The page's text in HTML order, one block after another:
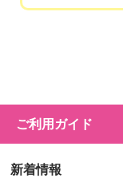
ご利用ガイド
新着情報